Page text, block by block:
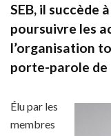
SEB, il succède
poursuivre les
l’organisation
porte-parole
Élu par les
membres